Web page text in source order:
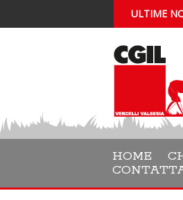
ULTIME
HOME